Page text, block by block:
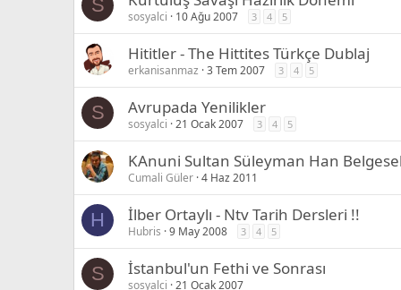
S
sosyalci 10 Ağu 2007 3 4 5
Hititler - The Hittites Türkçe Dublaj
erkanisanmaz 3 Tem 2007 3 4 5
S Avrupada Yenilikler
sosyalci 21 Ocak 2007 3 4 5
KAnuni Sultan Süleyman Han
Cumali Güler 4 Haz 2011
H İlber Ortaylı - Ntv Tarih Dersleri !!
Hubris 9 May 2008 3 4 5
S İstanbul'un Fethi ve Sonrası
sosyalci 21 Ocak 2007